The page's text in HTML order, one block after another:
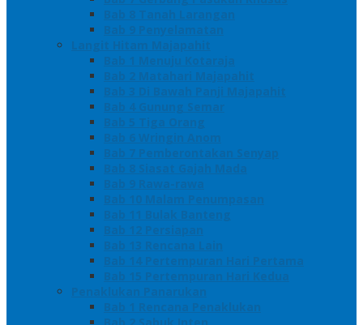
Bab 8 Tanah Larangan
Bab 9 Penyelamatan
Langit Hitam Majapahit
Bab 1 Menuju Kotaraja
Bab 2 Matahari Majapahit
Bab 3 Di Bawah Panji Majapahit
Bab 4 Gunung Semar
Bab 5 Tiga Orang
Bab 6 Wringin Anom
Bab 7 Pemberontakan Senyap
Bab 8 Siasat Gajah Mada
Bab 9 Rawa-rawa
Bab 10 Malam Penumpasan
Bab 11 Bulak Banteng
Bab 12 Persiapan
Bab 13 Rencana Lain
Bab 14 Pertempuran Hari Pertama
Bab 15 Pertempuran Hari Kedua
Penaklukan Panarukan
Bab 1 Rencana Penaklukan